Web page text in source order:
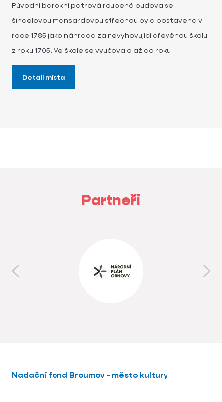
Původní barokní patrová roubená budova se
šindelovou mansardovou střechou byla postavena v
roce 1785 jako náhrada za nevyhovující dřevěnou školu
z roku 1705. Ve škole se vyučovalo až do roku
Detail místa
Partneři
Nadační fond Broumov - město kultury